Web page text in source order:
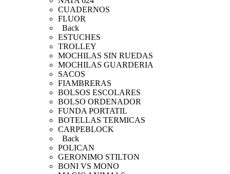
CUADERNOS
FLUOR
Back
ESTUCHES
TROLLEY
MOCHILAS SIN RUEDAS
MOCHILAS GUARDERIA
SACOS
FIAMBRERAS
BOLSOS ESCOLARES
BOLSO ORDENADOR
FUNDA PORTATIL
BOTELLAS TERMICAS
CARPEBLOCK
Back
POLICAN
GERONIMO STILTON
BONI VS MONO